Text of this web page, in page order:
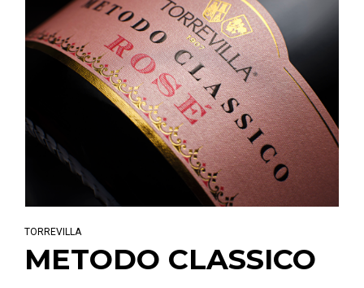
TORREVILLA
METODO CLASSICO